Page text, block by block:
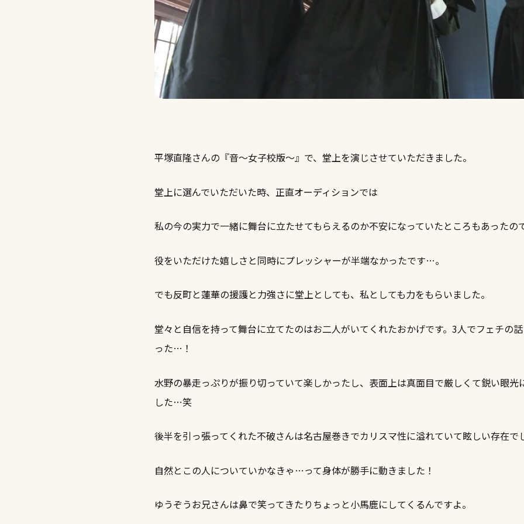
平塚直隆さんの『音〜女子校版〜』で、堂上を演じさせていただきました。
堂上に選んでいただいた時、正直オーディションでは
私の今の実力で一緒に舞台に立たせてもらえるのか不安になっていたところもあったの
役をいただけた嬉しさと同時にプレッシャーが半端なかったです…。
でも反町と蓮華の援護と力強さに堂上としても、私としても力をもらいました。
堂々と自信を持って舞台に立てたのはお二人がいてくれたおかげです。3人でフェチの
った…！
水野の暴走っぷりが振り切っていて楽しかったし、表面上は真面目で厳しくて鋭い眼光
した…笑
後半を引っ張ってくれた不破さんは名古屋巻きでカリスマ性に溢れていて眩しい存在で
自然とこの人についていかなきゃ…って身体が勝手に動きました！
ゆうぞうお兄さんは鼻で笑ってきたりちょっと小馬鹿にしてくるんですよ。